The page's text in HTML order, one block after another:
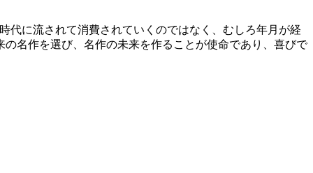
代に流されて消費されていくのではなく、むしろ年月が経
名作を選び、名作の未来を作ることが使命であり、喜びで